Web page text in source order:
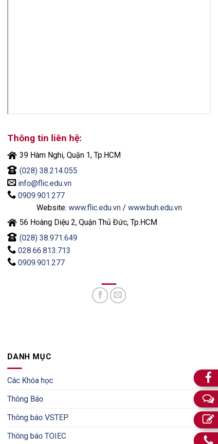
Thông tin liên hệ:
39 Hàm Nghi, Quận 1, Tp.HCM
(028) 38.214.055
info@flic.edu.vn
0909.901.277
Website: www.flic.edu.vn/ www.buh.edu.vn
56 Hoàng Diệu 2, Quận Thủ Đức, Tp.HCM
(028) 38.971.649
028.66.813.713
0909.901.277
DANH MỤC
Các Khóa học
Thông Báo
Thông báo VSTEP
Thông báo TOIEC